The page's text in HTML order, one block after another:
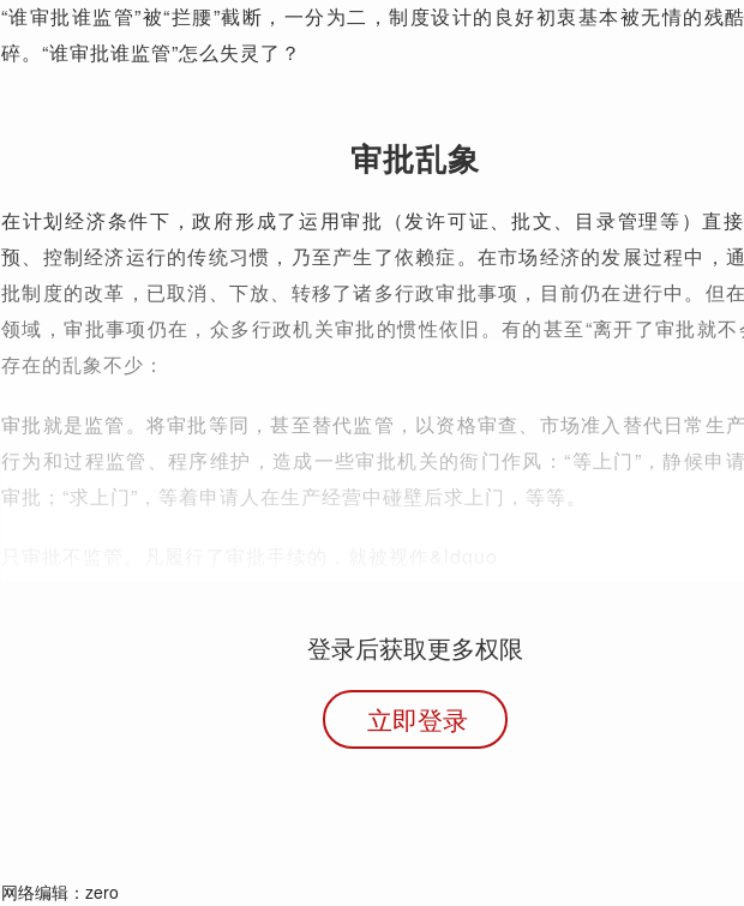
“谁审批谁监管”被“拦腰”截断，一分为二，制度设计的良好初衷基本被无情的残
碎。“谁审批谁监管”怎么失灵了？
审批乱象
在计划经济条件下，政府形成了运用审批（发许可证、批文、目录管理等）直
预、控制经济运行的传统习惯，乃至产生了依赖症。在市场经济的发展过程中，
批制度的改革，已取消、下放、转移了诸多行政审批事项，目前仍在进行中。但
领域，审批事项仍在，众多行政机关审批的惯性依旧。有的甚至“离开了审批就不
存在的乱象不少：
审批就是监管。将审批等同，甚至替代监管，以资格审查、市场准入替代日常生
行为和过程监管、程序维护，造成一些审批机关的衙门作风：“等上门”，静候申
审批；“求上门”，等着申请人在生产经营中碰壁后求上门，等等。
登录后获取更多权限
立即登录
网络编辑：zero